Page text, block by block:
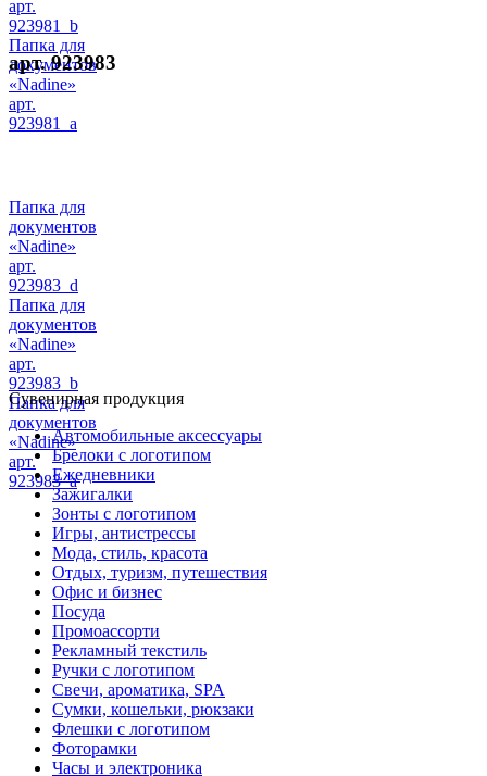
арт.
923981_b
Папка для
документов
«Nadine»
арт.
923981_a
арт. 923983
Папка для
документов
«Nadine»
арт.
923983_d
Папка для
документов
«Nadine»
арт.
923983_b
Папка для
документов
«Nadine»
арт.
923983_a
Сувенирная продукция
Автомобильные аксессуары
Брелоки с логотипом
Ежедневники
Зажигалки
Зонты с логотипом
Игры, антистрессы
Мода, стиль, красота
Отдых, туризм, путешествия
Офис и бизнес
Посуда
Промоассорти
Рекламный текстиль
Ручки с логотипом
Свечи, ароматика, SPA
Сумки, кошельки, рюкзаки
Флешки с логотипом
Фоторамки
Часы и электроника